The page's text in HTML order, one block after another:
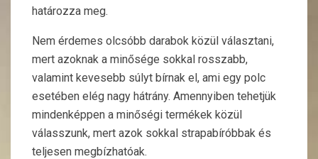
határozza meg.
Nem érdemes olcsóbb darabok közül választani,
mert azoknak a minősége sokkal rosszabb,
valamint kevesebb súlyt bírnak el, ami egy polc
esetében elég nagy hátrány. Amennyiben tehetjük
mindenképpen a minőségi termékek közül
válasszunk, mert azok sokkal strapabíróbbak és
teljesen megbízhatóak.